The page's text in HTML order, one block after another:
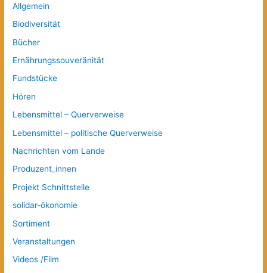
Allgemein
Biodiversität
Bücher
Ernährungssouveränität
Fundstücke
Hören
Lebensmittel – Querverweise
Lebensmittel – politische Querverweise
Nachrichten vom Lande
Produzent_innen
Projekt Schnittstelle
solidar-ökonomie
Sortiment
Veranstaltungen
Videos /Film